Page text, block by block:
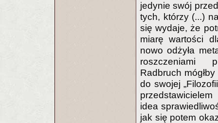
jedynie swój
tych, którzy (...)
się wydaje, że
miarę wartości
nowo odżyła
roszczeniami
Radbruch
do swojej
idea
jak się potem